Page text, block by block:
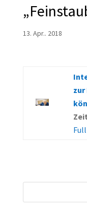
13. Apr.. 2018